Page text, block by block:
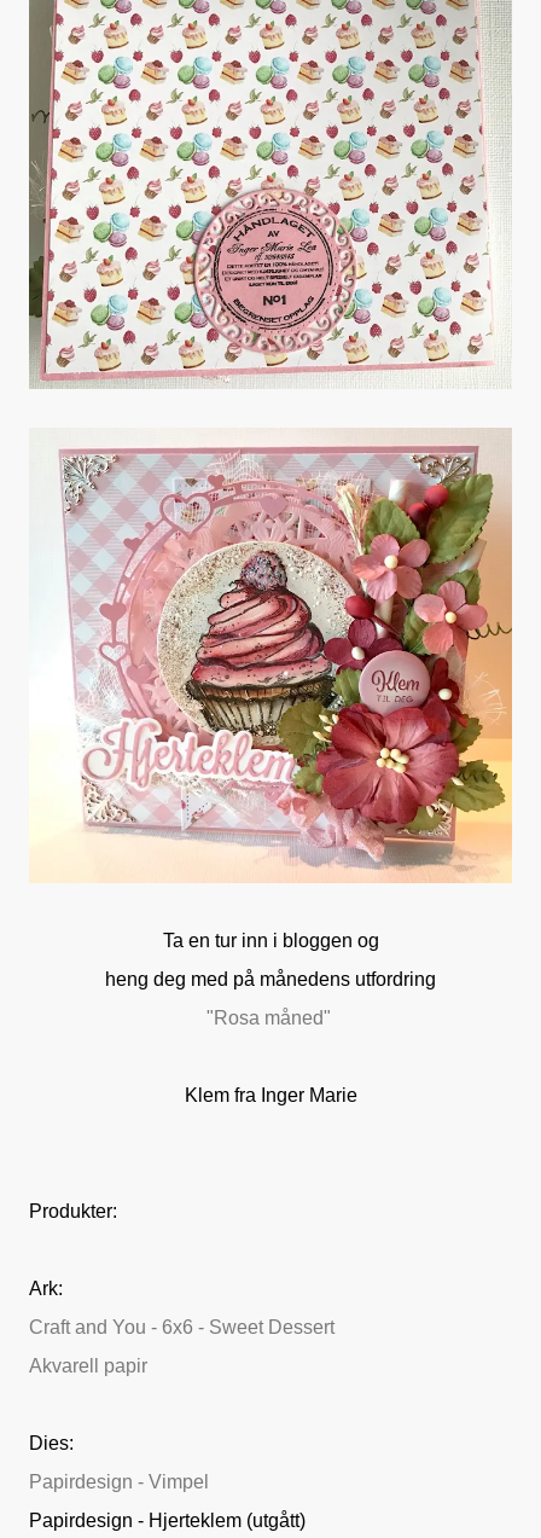
Ta en tur inn i bloggen og
heng deg med på månedens utfordring
"Rosa måned"
Klem fra Inger Marie
Produkter:
Ark:
Craft and You - 6x6 - Sweet Dessert
Akvarell papir
Dies:
Papirdesign - Vimpel
Papirdesign - Hjerteklem (utgått)